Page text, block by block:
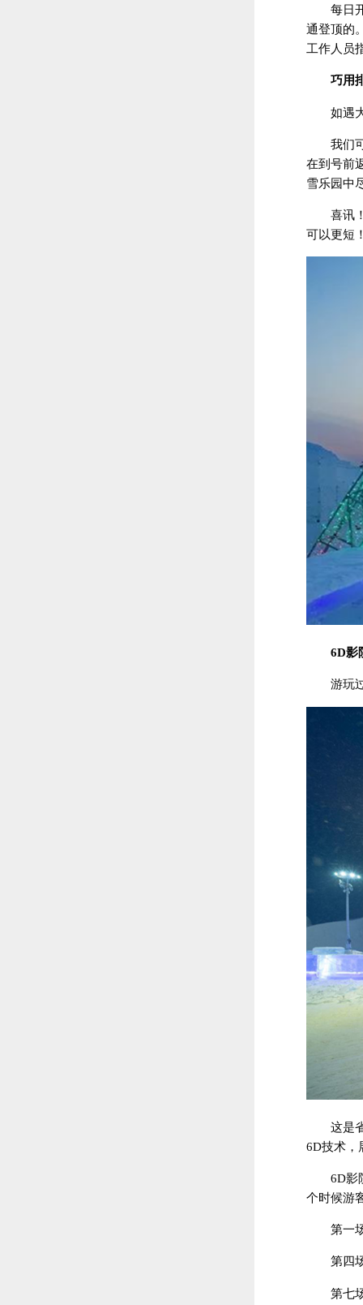
每日
通登顶的
工作人员
巧用
如遇
我们
在到号前
雪乐园中
喜讯
可以更短
6D影
游玩
这是
6D技术，
6D影
个时候游
第一
第四
第七